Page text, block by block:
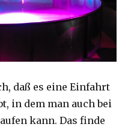
daß es eine Einfahrt
in dem man auch bei
kann. Das finde